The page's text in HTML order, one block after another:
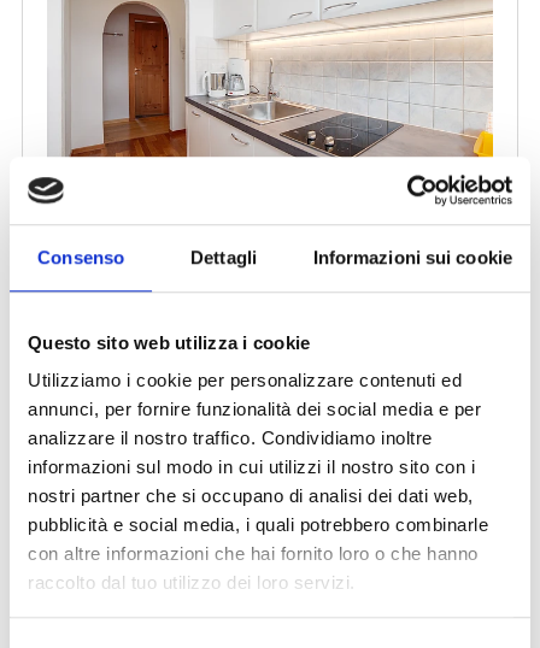
Consenso Dettagli Informazioni sui cookie
Questo sito web utilizza i cookie
Utilizziamo i cookie per personalizzare contenuti ed
annunci, per fornire funzionalità dei social media e per
analizzare il nostro traffico. Condividiamo inoltre
informazioni sul modo in cui utilizzi il nostro sito con i
nostri partner che si occupano di analisi dei dati web,
pubblicità e social media, i quali potrebbero combinarle
con altre informazioni che hai fornito loro o che hanno
raccolto dal tuo utilizzo dei loro servizi.